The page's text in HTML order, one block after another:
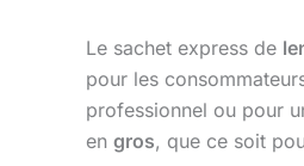
Le sachet express de
pour les
professionnel ou pour
en gros, que ce soit